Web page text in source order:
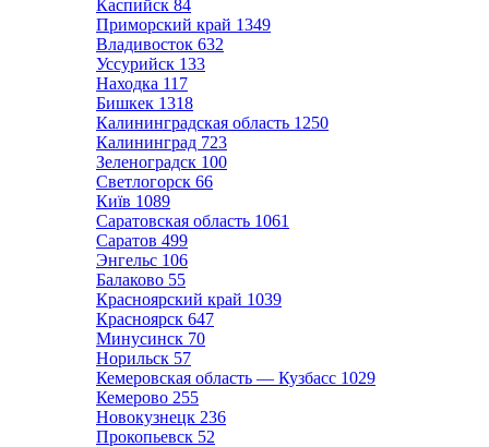
Каспийск 84
Приморский край 1349
Владивосток 632
Уссурийск 133
Находка 117
Бишкек 1318
Калининградская область 1250
Калининград 723
Зеленоградск 100
Светлогорск 66
Київ 1089
Саратовская область 1061
Саратов 499
Энгельс 106
Балаково 55
Красноярский край 1039
Красноярск 647
Минусинск 70
Норильск 57
Кемеровская область — Кузбасс 1029
Кемерово 255
Новокузнецк 236
Прокопьевск 52